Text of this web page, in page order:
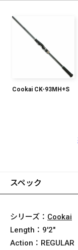
Cookai CK-93MH+S
スペック
シリーズ： Cookai
Length： 9'2"
Action： REGULAR